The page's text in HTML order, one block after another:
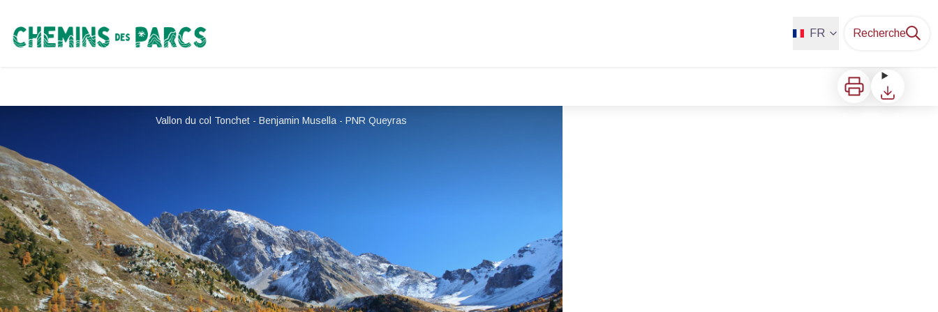
Chemins des Parcs FR Recherche
ImprimerTélécharger
Vallon du col Tonchet - Benjamin Musella - PNR Queyras